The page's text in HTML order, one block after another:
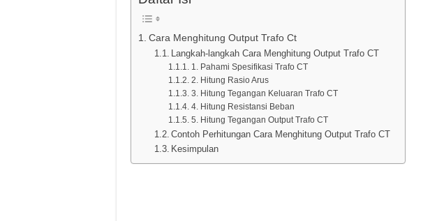
Cara Menghitung Output Trafo Ct
Langkah-langkah Cara Menghitung Output Trafo CT
1. Pahami Spesifikasi Trafo CT
2. Hitung Rasio Arus
3. Hitung Tegangan Keluaran Trafo CT
4. Hitung Resistansi Beban
5. Hitung Tegangan Output Trafo CT
Contoh Perhitungan Cara Menghitung Output Trafo CT
Kesimpulan